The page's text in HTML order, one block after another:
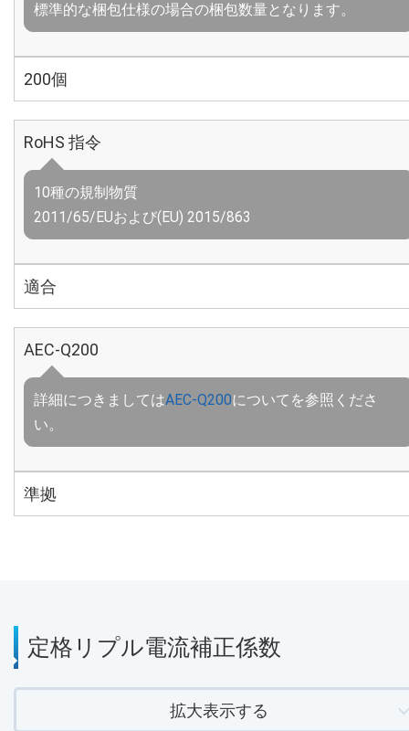
標準的な梱包仕様の場合の梱包数量となります。
200個
RoHS 指令
10種の規制物質
2011/65/EUおよび(EU) 2015/863
適合
AEC-Q200
詳細につきましてはAEC-Q200についてを参照くださ
い。
準拠
定格リプル電流補正係数
拡大表示する